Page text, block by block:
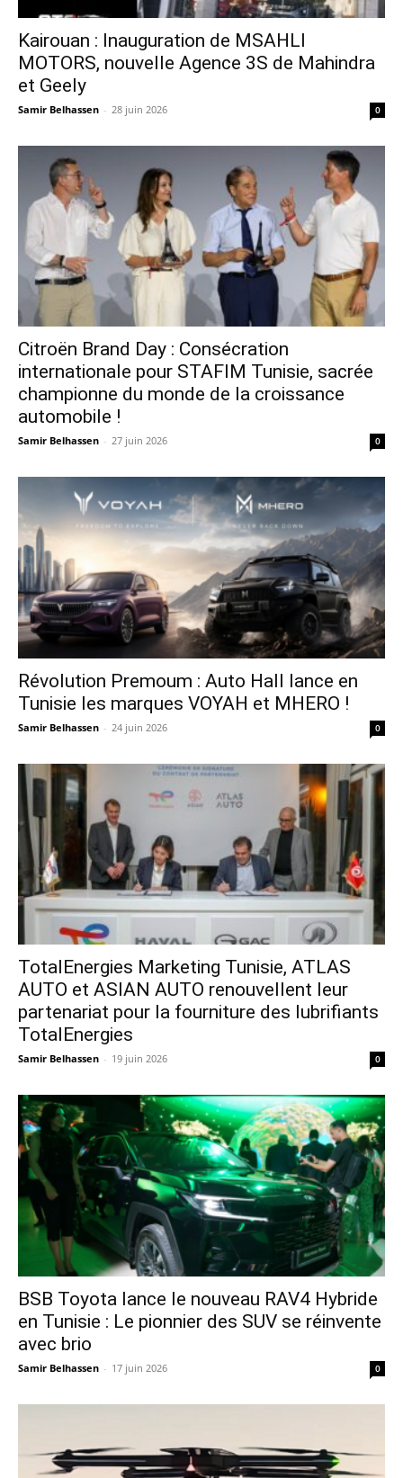
Kairouan : Inauguration de MSAHLI
MOTORS, nouvelle Agence 3S de Mahindra
et Geely
Samir Belhassen - 28 juin 2026 0
Citroën Brand Day : Consécration
internationale pour STAFIM Tunisie, sacrée
championne du monde de la croissance
automobile !
Samir Belhassen - 27 juin 2026 0
Révolution Premoum : Auto Hall lance en
Tunisie les marques VOYAH et MHERO !
Samir Belhassen - 24 juin 2026 0
TotalEnergies Marketing Tunisie, ATLAS
AUTO et ASIAN AUTO renouvellent leur
partenariat pour la fourniture des lubrifiants
TotalEnergies
Samir Belhassen - 19 juin 2026 0
​BSB Toyota lance le nouveau RAV4 Hybride
en Tunisie : Le pionnier des SUV se réinvente
avec brio
Samir Belhassen - 17 juin 2026 0